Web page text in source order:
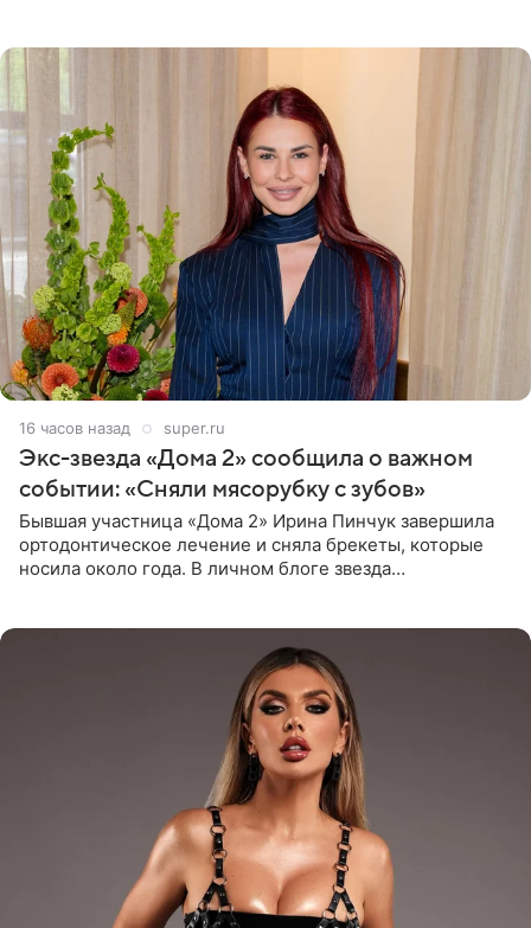
16 часов назад super.ru
Экс-звезда «Дома 2» сообщила о важном
событии: «Сняли мясорубку с зубов»
Бывшая участница «Дома 2» Ирина Пинчук завершила
ортодонтическое лечение и сняла брекеты, которые
носила около года. В личном блоге звезда